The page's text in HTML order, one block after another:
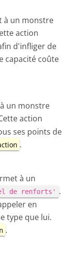
à un monstre
action
d'infliger de
capacité coûte
un monstre
action
ses points de
.
à un
de renforts'
.
en
type que lui.
.